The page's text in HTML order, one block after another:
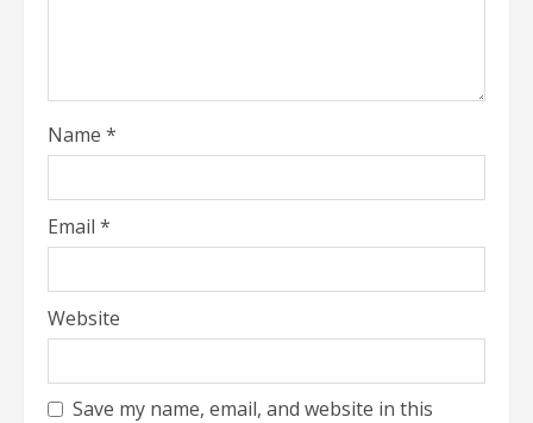
Name *
Email *
Website
Save my name, email, and website in this